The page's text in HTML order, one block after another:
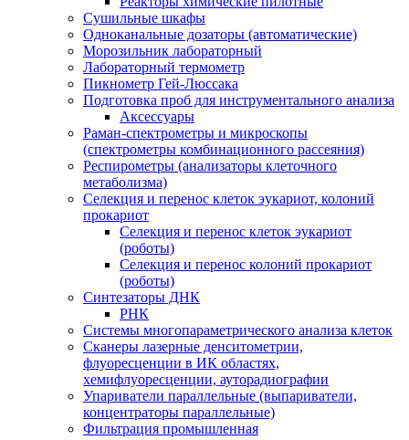
Сушильные шкафы
Одноканальные дозаторы (автоматические)
Морозильник лабораторный
Лабораторный термометр
Пикнометр Гей-Люссака
Подготовка проб для инструментального анализа
Аксессуары
Раман-спектрометры и микроскопы
(спектрометры комбинационного рассеяния)
Респирометры (анализаторы клеточного
метаболизма)
Селекция и перенос клеток эукариот, колоний
прокариот
Селекция и перенос клеток эукариот
(роботы)
Селекция и перенос колоний прокариот
(роботы)
Синтезаторы ДНК
РНК
Системы многопараметрического анализа клеток
Сканеры лазерные денситометрии,
флуоресценции в ИК областях,
хемифлуоресценции, ауторадиографии
Упариватели параллельные (выпариватели,
концентраторы параллельные)
Фильтрация промышленная